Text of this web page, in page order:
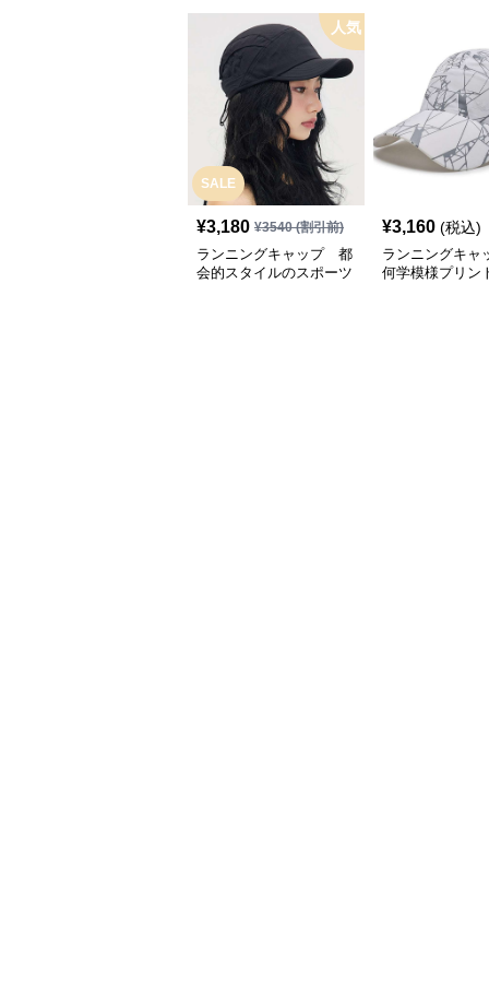
SALE
人気
¥3,180 ¥3540(割引前)
ランニングキャップ 都
会的スタイルのスポーツ
¥3,160 (税込)
ランニングキ
何学模様プリン